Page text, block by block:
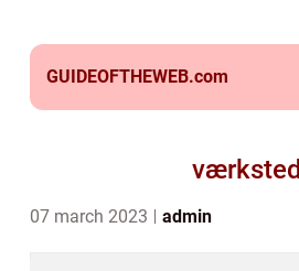
GUIDEOFTHEWEB.com
værksted
07 march 2023 admin